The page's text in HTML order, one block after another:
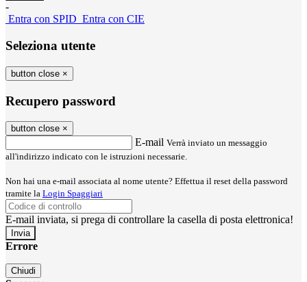
-
Entra con SPID Entra con CIE
Seleziona utente
button close ×
Recupero password
button close ×
E-mail Verrà inviato un messaggio
all'indirizzo indicato con le istruzioni necessarie.
Non hai una e-mail associata al nome utente? Effettua il reset della password
tramite la Login Spaggiari
E-mail inviata, si prega di controllare la casella di posta elettronica!
Errore
Chiudi